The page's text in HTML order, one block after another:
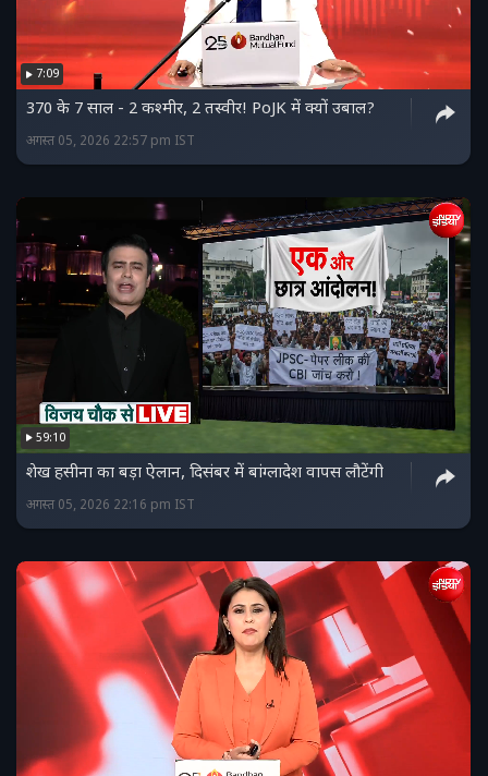
7:09
370 के 7 साल - 2 कश्मीर, 2 तस्वीर! PoJK में क्यों उबाल?
अगस्त 05, 2026 22:57 pm IST
59:10
शेख हसीना का बड़ा ऐलान, दिसंबर में बांग्लादेश वापस लौटेंगी
अगस्त 05, 2026 22:16 pm IST